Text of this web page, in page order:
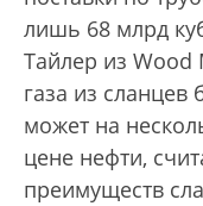
лишь 68 млрд
Тайлер из
газа из сланцев
может на
цене нефти,
преимуществ